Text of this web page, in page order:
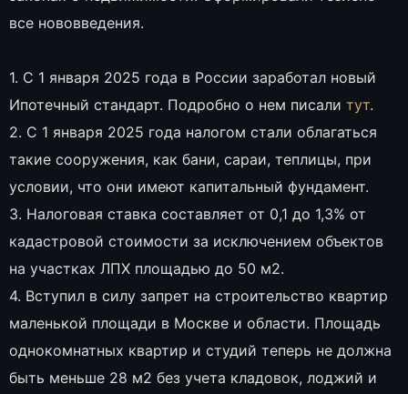
все нововведения.
1. С 1 января 2025 года в России заработал новый
Ипотечный стандарт. Подробно о нем писали тут.
2. С 1 января 2025 года налогом стали облагаться
такие сооружения, как бани, сараи, теплицы, при
условии, что они имеют капитальный фундамент.
3. Налоговая ставка составляет от 0,1 до 1,3% от
кадастровой стоимости за исключением объектов
на участках ЛПХ площадью до 50 м2.
4. Вступил в силу запрет на строительство квартир
маленькой площади в Москве и области. Площадь
однокомнатных квартир и студий теперь не должна
быть меньше 28 м2 без учета кладовок, лоджий и